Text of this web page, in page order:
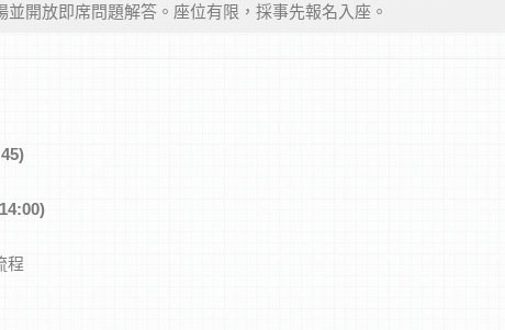
並開放即席問題解答。座位有限，採事先報名入座。
程